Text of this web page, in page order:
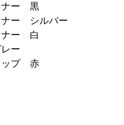
ナー 黒
ナー シルバー
ナー 白
ー
ップ 赤